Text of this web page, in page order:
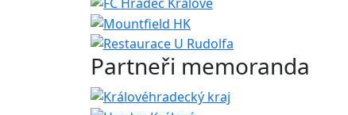
Partneři memoranda